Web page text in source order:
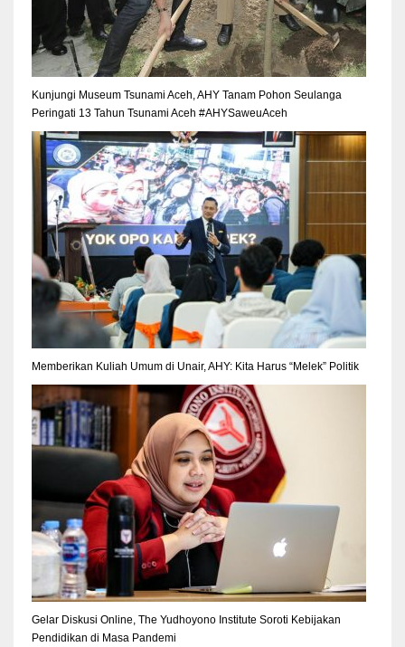
Kunjungi Museum Tsunami Aceh, AHY Tanam Pohon Seulanga
Peringati 13 Tahun Tsunami Aceh #AHYSaweuAceh
Memberikan Kuliah Umum di Unair, AHY: Kita Harus “Melek” Politik
Gelar Diskusi Online, The Yudhoyono Institute Soroti Kebijakan
Pendidikan di Masa Pandemi